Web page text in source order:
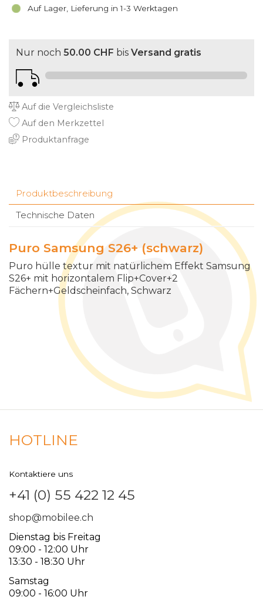
Auf Lager, Lieferung in 1-3 Werktagen
Nur noch 50.00 CHF bis Versand gratis
Auf die Vergleichsliste
Auf den Merkzettel
Produktanfrage
Produktbeschreibung
Technische Daten
Puro Samsung S26+ (schwarz)
Puro hülle textur mit natürlichem Effekt Samsung
S26+ mit horizontalem Flip+Cover+2
Fächern+Geldscheinfach, Schwarz
HOTLINE
Kontaktiere uns
+41 (0) 55 422 12 45
shop@mobilee.ch
Dienstag bis Freitag
09:00 - 12:00 Uhr
13:30 - 18:30 Uhr
Samstag
09:00 - 16:00 Uhr